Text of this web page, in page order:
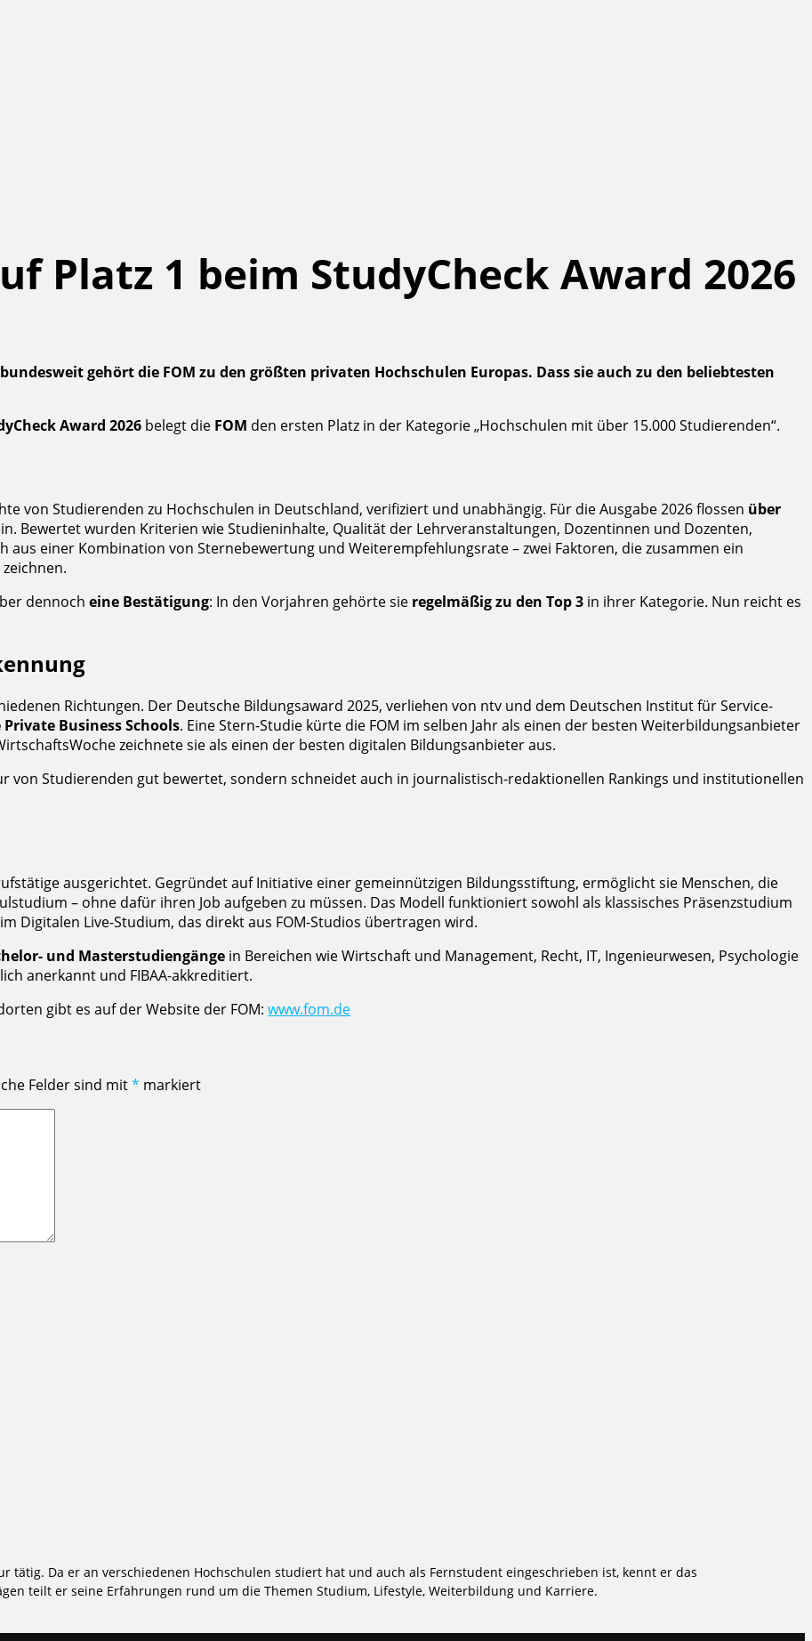
Platz 1 beim StudyCheck Award 2026
gehört die FOM zu den größten privaten Hochschulen Europas. Dass sie auch zu den beliebtesten
Award 2026 belegt die FOM den ersten Platz in der Kategorie „Hochschulen mit über 15.000 Studierenden“.
von Studierenden zu Hochschulen in Deutschland, verifiziert und unabhängig. Für die Ausgabe 2026 flossen über
Bewertet wurden Kriterien wie Studieninhalte, Qualität der Lehrveranstaltungen, Dozentinnen und Dozenten,
einer Kombination von Sternebewertung und Weiterempfehlungsrate – zwei Faktoren, die zusammen ein
dennoch eine Bestätigung: In den Vorjahren gehörte sie regelmäßig zu den Top 3 in ihrer Kategorie. Nun reicht es
Richtungen. Der Deutsche Bildungsaward 2025, verliehen von ntv und dem Deutschen Institut für Service-
Business Schools. Eine Stern-Studie kürte die FOM im selben Jahr als einen der besten Weiterbildungsanbieter
zeichnete sie als einen der besten digitalen Bildungsanbieter aus.
von Studierenden gut bewertet, sondern schneidet auch in journalistisch-redaktionellen Rankings und institutionellen
ausgerichtet. Gegründet auf Initiative einer gemeinnützigen Bildungsstiftung, ermöglicht sie Menschen, die
– ohne dafür ihren Job aufgeben zu müssen. Das Modell funktioniert sowohl als klassisches Präsenzstudium
Digitalen Live-Studium, das direkt aus FOM-Studios übertragen wird.
und Masterstudiengänge in Bereichen wie Wirtschaft und Management, Recht, IT, Ingenieurwesen, Psychologie
anerkannt und FIBAA-akkreditiert.
gibt es auf der Website der FOM: www.fom.de
Felder sind mit* markiert
tätig. Da er an verschiedenen Hochschulen studiert hat und auch als Fernstudent eingeschrieben ist, kennt er das
teilt er seine Erfahrungen rund um die Themen Studium, Lifestyle, Weiterbildung und Karriere.